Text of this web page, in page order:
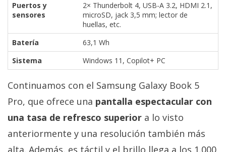
Puertos y
sensores
2× Thunderbolt 4, USB-A 3.2, HDMI 2.1,
microSD, jack 3,5 mm; lector de
huellas, etc.
Batería
63,1 Wh
Sistema
Windows 11, Copilot+ PC
Continuamos con el Samsung Galaxy Book 5
Pro, que ofrece una pantalla espectacular con
una tasa de refresco superior a lo visto
anteriormente y una resolución también más
alta. Además, es táctil y el brillo llega a los 1.000